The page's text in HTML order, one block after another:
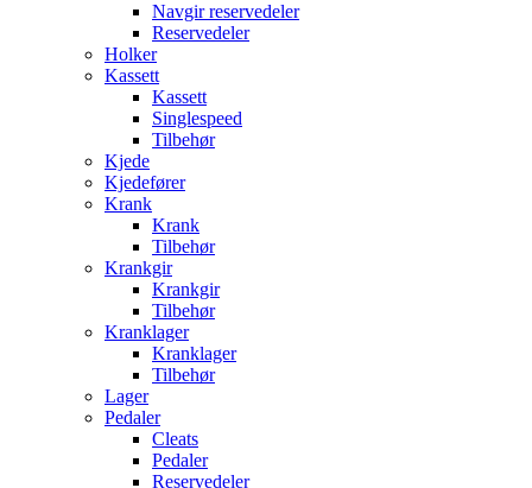
Navgir reservedeler
Reservedeler
Holker
Kassett
Kassett
Singlespeed
Tilbehør
Kjede
Kjedefører
Krank
Krank
Tilbehør
Krankgir
Krankgir
Tilbehør
Kranklager
Kranklager
Tilbehør
Lager
Pedaler
Cleats
Pedaler
Reservedeler